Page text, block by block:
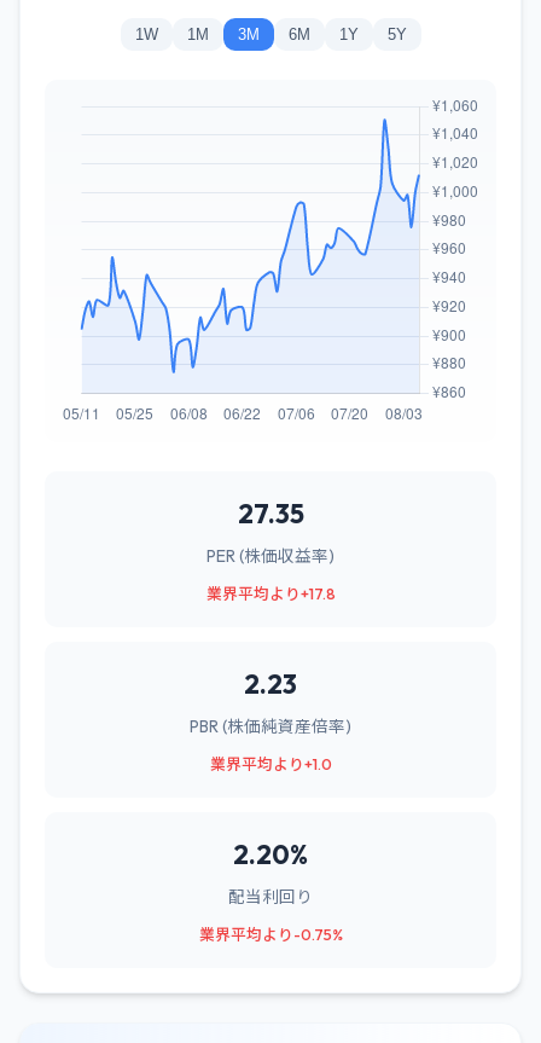
1W 1M 3M 6M 1Y 5Y
27.35
PER (株価収益率)
業界平均より+17.8
2.23
PBR (株価純資産倍率)
業界平均より+1.0
2.20%
配当利回り
業界平均より-0.75%